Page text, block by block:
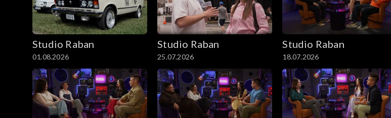
Studio Raban
01.08.2026
Studio Raban
25.07.2026
Studio Raban
18.07.2026